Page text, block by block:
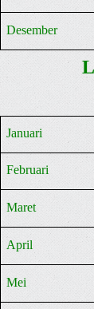
Desember
Januari
Februari
Maret
April
Mei